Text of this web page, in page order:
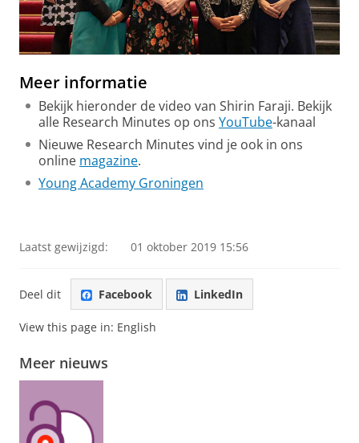
Meer informatie
Bekijk hieronder de video van Shirin Faraji. Bekijk
alle Research Minutes op ons YouTube-kanaal
Nieuwe Research Minutes vind je ook in ons
online magazine.
Young Academy Groningen
Laatst gewijzigd: 01 oktober 2019 15:56
Deel dit Facebook LinkedIn
View this page in: English
Meer nieuws